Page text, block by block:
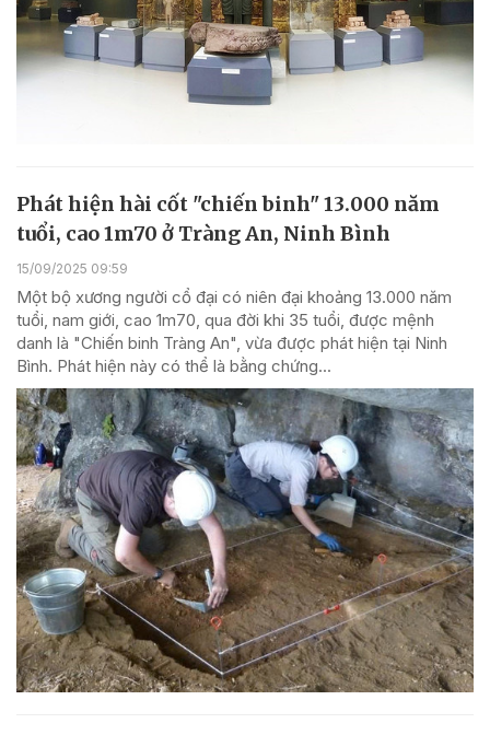
Phát hiện hài cốt "chiến binh" 13.000 năm
tuổi, cao 1m70 ở Tràng An, Ninh Bình
15/09/2025 09:59
Một bộ xương người cổ đại có niên đại khoảng 13.000 năm
tuổi, nam giới, cao 1m70, qua đời khi 35 tuổi, được mệnh
danh là "Chiến binh Tràng An", vừa được phát hiện tại Ninh
Bình. Phát hiện này có thể là bằng chứng...